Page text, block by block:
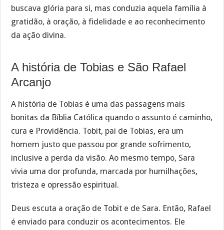
buscava glória para si, mas conduzia aquela família à
gratidão, à oração, à fidelidade e ao reconhecimento
da ação divina.
A história de Tobias e São Rafael
Arcanjo
A história de Tobias é uma das passagens mais
bonitas da Bíblia Católica quando o assunto é caminho,
cura e Providência. Tobit, pai de Tobias, era um
homem justo que passou por grande sofrimento,
inclusive a perda da visão. Ao mesmo tempo, Sara
vivia uma dor profunda, marcada por humilhações,
tristeza e opressão espiritual.
Deus escuta a oração de Tobit e de Sara. Então, Rafael
é enviado para conduzir os acontecimentos. Ele